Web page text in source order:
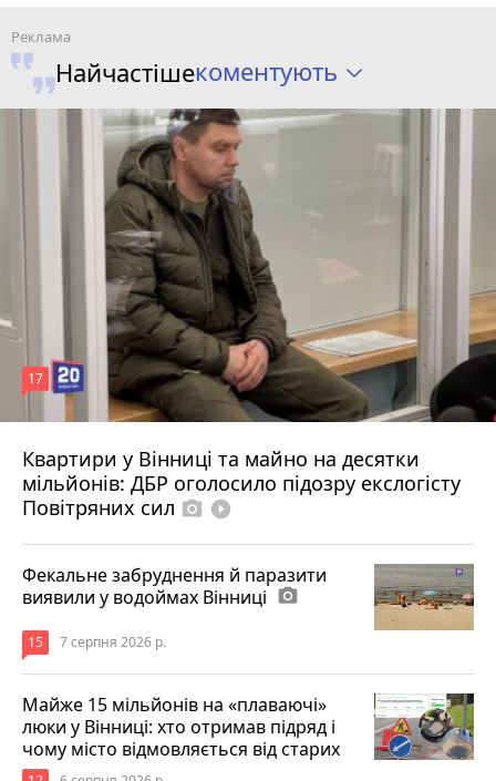
Найчастішекоментують
Квартири у Вінниці та майно на десятки
мільйонів: ДБР оголосило підозру екслогісту
Повітряних сил photo_camera play_circle_filled
17
6 серпня 2026 р.
Фекальне забруднення й паразити
виявили у водоймах Вінниці photo_camera
15 7 серпня 2026 р.
Майже 15 мільйонів на «плаваючі»
люки у Вінниці: хто отримав підряд і
чому місто відмовляється від старих